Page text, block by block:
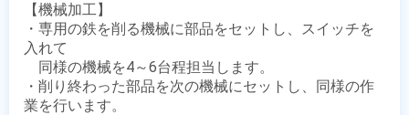
【機械加工】
・専用の鉄を削る機械に部品をセットし、スイッチを
入れて
同様の機械を4～6台程担当します。
・削り終わった部品を次の機械にセットし、同様の作
業を行います。